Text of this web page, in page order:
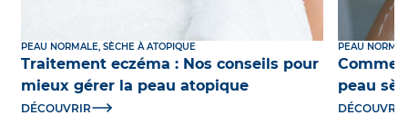
PEAU NORMALE, SÈCHE À ATOPIQUE
Traitement eczéma : Nos conseils pour
mieux gérer la peau atopique
DÉCOUVRIR
PEAU
peau
DÉCOUVRIR